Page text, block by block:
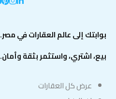
بوابتك إلى عالم العقارات في مصر.
بيع، اشتري، واستثمر بثقة وأمان.
عرض كل العقارات